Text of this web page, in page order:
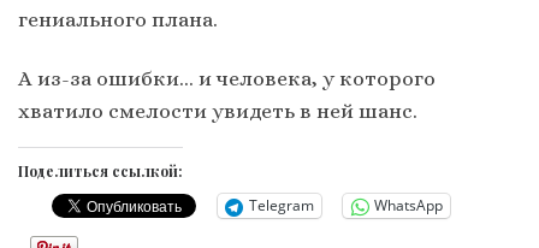
гениального плана.
А из-за ошибки… и человека, у которого
хватило смелости увидеть в ней шанс.
Поделиться ссылкой:
Telegram WhatsApp